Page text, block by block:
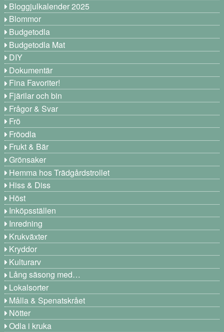
Bloggjulkalender 2025
Blommor
Budgetodla
Budgetodla Mat
DIY
Dokumentär
Fina Favoriter!
Fjärilar och bin
Frågor & Svar
Frö
Fröodla
Frukt & Bär
Grönsaker
Hemma hos Trädgårdstrollet
Hiss & Diss
Höst
Inköpsställen
Inredning
Krukväxter
Kryddor
Kulturarv
Lång säsong med…
Lokalsorter
Målla & Spenatskrået
Nötter
Odla i kruka